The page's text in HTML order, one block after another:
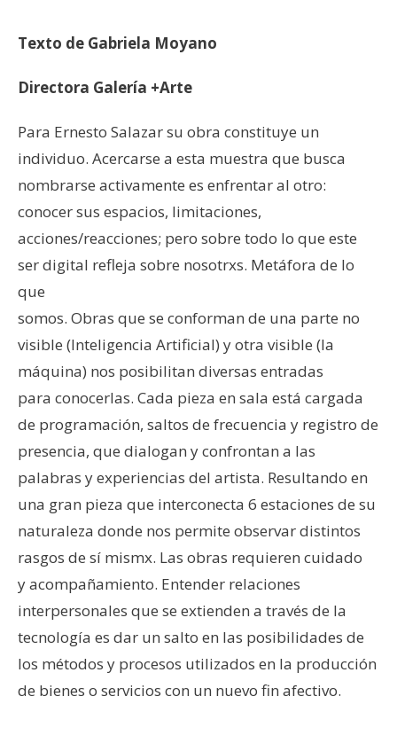
Texto de Gabriela Moyano
Directora Galería +Arte
Para Ernesto Salazar su obra constituye un
individuo. Acercarse a esta muestra que busca
nombrarse activamente es enfrentar al otro:
conocer sus espacios, limitaciones,
acciones/reacciones; pero sobre todo lo que este
ser digital refleja sobre nosotrxs. Metáfora de lo
que
somos. Obras que se conforman de una parte no
visible (Inteligencia Artificial) y otra visible (la
máquina) nos posibilitan diversas entradas
para conocerlas. Cada pieza en sala está cargada
de programación, saltos de frecuencia y registro de
presencia, que dialogan y confrontan a las
palabras y experiencias del artista. Resultando en
una gran pieza que interconecta 6 estaciones de su
naturaleza donde nos permite observar distintos
rasgos de sí mismx. Las obras requieren cuidado
y acompañamiento. Entender relaciones
interpersonales que se extienden a través de la
tecnología es dar un salto en las posibilidades de
los métodos y procesos utilizados en la producción
de bienes o servicios con un nuevo fin afectivo.